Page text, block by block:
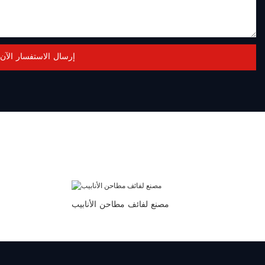
إرسال الاستفسار الآن
مصنع لفائف مطاحن الأنابيب